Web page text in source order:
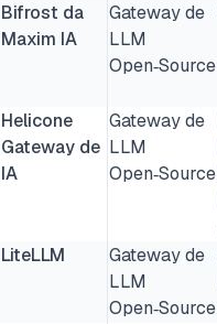
Bifrost da
Maxim IA
Gateway de
LLM
Open‑Source
Helicone
Gateway de
IA
Gateway de
LLM
Open‑Source
LiteLLM
Gateway de
LLM
Open‑Source